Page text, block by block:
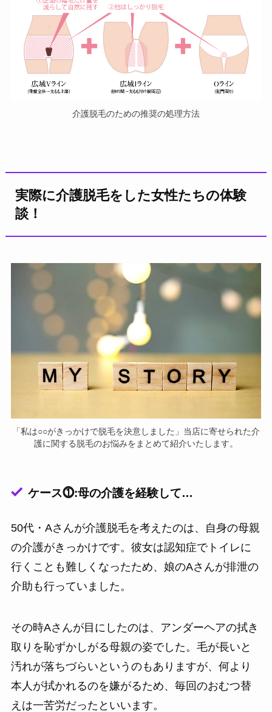
介護脱毛のための推奨の処理方法
実際に介護脱毛をした女性たちの体験
談！
「私は○○がきっかけで脱毛を決意しました」当店に寄せられた介
護に関する脱毛のお悩みをまとめて紹介いたします。
ケース⓵:母の介護を経験して…
50代・Aさんが介護脱毛を考えたのは、自身の母親
の介護がきっかけです。彼女は認知症でトイレに
行くことも難しくなったため、娘のAさんが排泄の
介助も行っていました。
その時Aさんが目にしたのは、アンダーヘアの拭き
取りを恥ずかしがる母親の姿でした。毛が長いと
汚れが落ちづらいというのもありますが、何より
本人が拭かれるのを嫌がるため、毎回のおむつ替
えは一苦労だったといいます。